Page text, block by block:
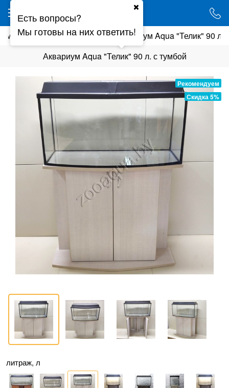
Укомплектованные
Аквариум Aqua "Телик" 90 л.
Аквариум Aqua "Телик" 90 л. с тумбой
Рекомендуем
Скидка 5%
литраж, л
Есть вопросы?
Мы готовы на них ответить!
Ваш город - Минск,
угадали?
ДА НЕТ